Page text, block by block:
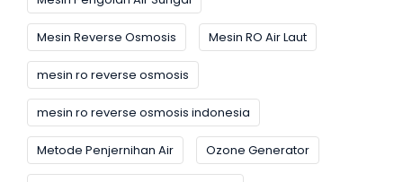
Mesin Reverse Osmosis Mesin RO Air Laut
mesin ro reverse osmosis
mesin ro reverse osmosis indonesia
Metode Penjernihan Air Ozone Generator